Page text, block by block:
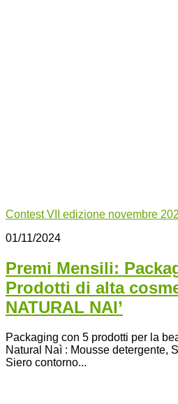
Contest VII edizione novembre
01/11/2024
Premi Mensili:
Prodotti di alta
NATURAL NAI’
Packaging con 5 prodotti per la
Natural Naì : Mousse detergente,
Siero contorno...